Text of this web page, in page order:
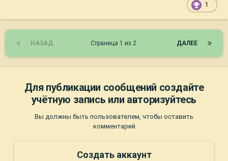
1
НАЗАД ДАЛЕЕ
Страница 1 из 2
Для публикации сообщений создайте
учётную запись или авторизуйтесь
Вы должны быть пользователем, чтобы оставить
комментарий
Создать аккаунт